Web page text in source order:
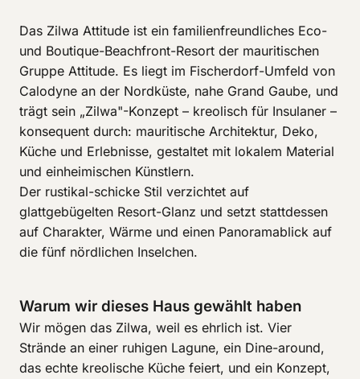
Das Zilwa Attitude ist ein familienfreundliches Eco-
und Boutique-Beachfront-Resort der mauritischen
Gruppe Attitude. Es liegt im Fischerdorf-Umfeld von
Calodyne an der Nordküste, nahe Grand Gaube, und
trägt sein „Zilwa"-Konzept – kreolisch für Insulaner –
konsequent durch: mauritische Architektur, Deko,
Küche und Erlebnisse, gestaltet mit lokalem Material
und einheimischen Künstlern.
Der rustikal-schicke Stil verzichtet auf
glattgebügelten Resort-Glanz und setzt stattdessen
auf Charakter, Wärme und einen Panoramablick auf
die fünf nördlichen Inselchen.
Warum wir dieses Haus gewählt haben
Wir mögen das Zilwa, weil es ehrlich ist. Vier
Strände an einer ruhigen Lagune, ein Dine-around,
das echte kreolische Küche feiert, und ein Konzept,